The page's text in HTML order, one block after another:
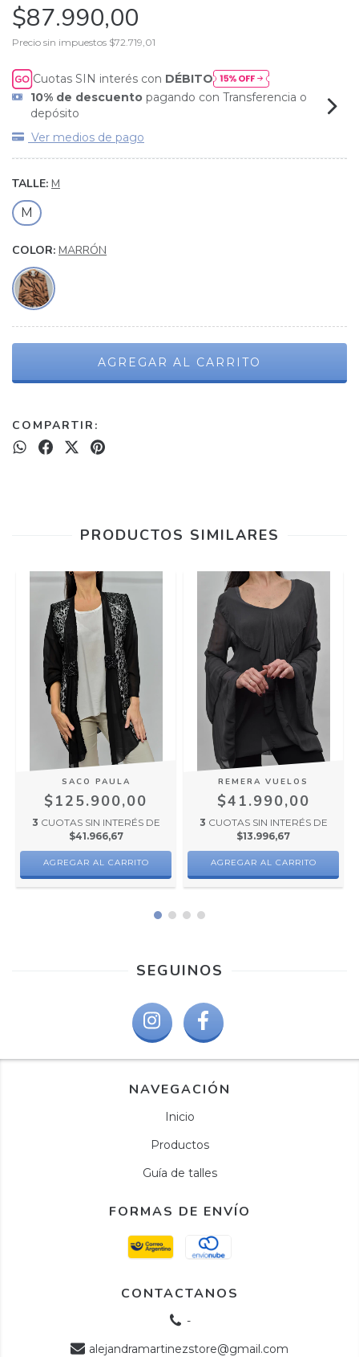
$87.990,00
Precio sin impuestos $72.719,01
Cuotas SIN interés con DÉBITO
10% de descuentopagando con Transferencia o
depósito
Ver medios de pago
TALLE: M
M
COLOR: MARRÓN
COMPARTIR:
PRODUCTOS SIMILARES
SACO PAULA
$125.900,00
3 CUOTAS SIN INTERÉS DE
$41.966,67
AGREGAR AL CARRITO
REMERA VUELOS
$41.990,00
3 CUOTAS SIN INTERÉS DE
$13.996,67
AGREGAR AL CARRITO
SEGUINOS
NAVEGACIÓN
Inicio
Productos
Guía de talles
FORMAS DE ENVÍO
CONTACTANOS
-
alejandramartinezstore@gmail.com